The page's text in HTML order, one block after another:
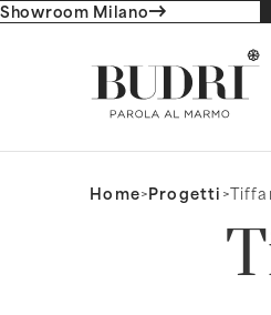
Showroom Milano
Home>Progetti>